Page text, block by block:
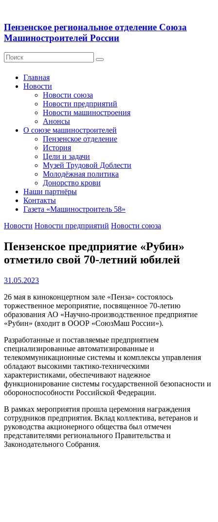
Пензенское региональное отделение Союза
Машиностроителей России
Главная
Новости
Новости союза
Новости предприятий
Новости машиностроения
Анонсы
О союзе машиностроителей
Пензенское отделение
История
Цели и задачи
Музей Трудовой Доблести
Молодёжная политика
Донорство крови
Наши партнёры
Контакты
Газета «Машиностроитель 58»
Новости Новости предприятий Новости союза
Пензенское предприятие «Рубин»
отметило свой 70-летний юбилей
31.05.2023
26 мая в киноконцертном зале «Пенза» состоялось
торжественное мероприятие, посвященное 70-летию
образования АО «Научно-производственное предприятие
«Рубин» (входит в ОООР «СоюзМаш России»).
Разработанные и поставляемые предприятием
специализированные автоматизированные и
телекоммуникационные системы и комплексы управления
обладают высокими тактико-техническими
характеристиками, обеспечивают надежное
функционирование системы государственной безопасности и
обороноспособности Российской Федерации.
В рамках мероприятия прошла церемония награждения
сотрудников предприятия. Вклад коллектива, ветеранов и
руководства акционерного общества был отмечен
представителями регионального Правительства и
Законодательного Собрания.